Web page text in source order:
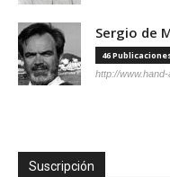
Sergio de
46
http://
Suscripción